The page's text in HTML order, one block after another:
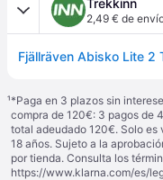
Trekkinn
2,49 € de
¹*Paga en 3 plazos sin
compra de 120€: 3 pagos de
total adeudado 120€. Solo es
18 años. Sujeto a la
por tienda. Consulta los
https://www.klarna.com/es/